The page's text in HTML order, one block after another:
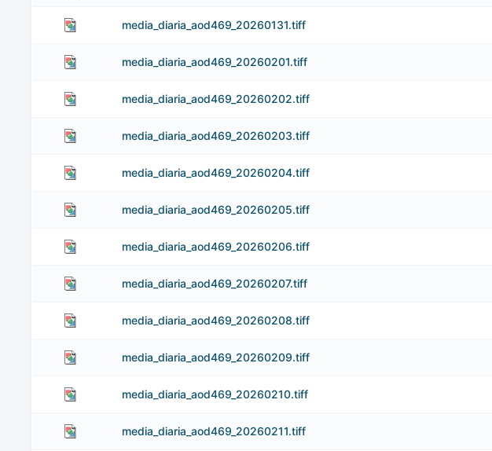
media_diaria_aod469_20260131.tiff
media_diaria_aod469_20260201.tiff
media_diaria_aod469_20260202.tiff
media_diaria_aod469_20260203.tiff
media_diaria_aod469_20260204.tiff
media_diaria_aod469_20260205.tiff
media_diaria_aod469_20260206.tiff
media_diaria_aod469_20260207.tiff
media_diaria_aod469_20260208.tiff
media_diaria_aod469_20260209.tiff
media_diaria_aod469_20260210.tiff
media_diaria_aod469_20260211.tiff